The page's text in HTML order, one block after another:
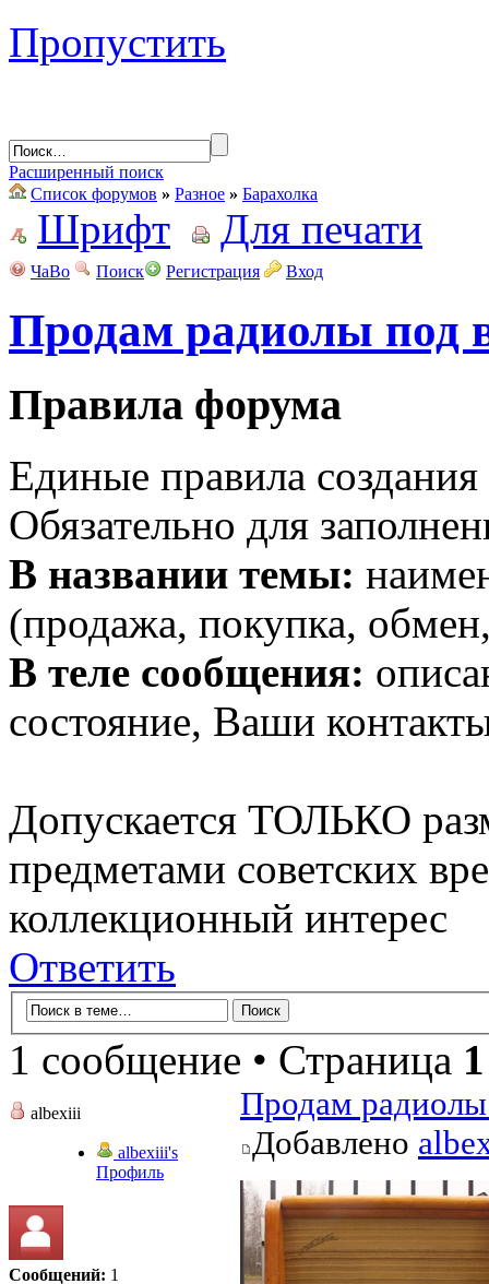
Пропустить
Расширенный поиск
Список форумов » Разное » Барахолка
Шрифт Для печати
ЧаВо Поиск Регистрация Вход
Продам радиолы под
Правила форума
Единые правила
Обязательно для
В названии темы:
(продажа, покупка,
В теле сообщения:
состояние, Ваши
Допускается ТОЛЬКО
предметами советских
коллекционный интерес
Ответить
1 сообщение • Страница 1
albexiii
albexiii's
Профиль
Сообщений: 1
Продам радиолы
Добавлено